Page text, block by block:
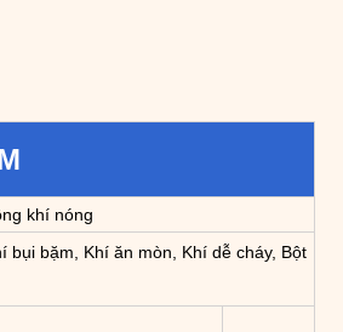
khí nóng
bụi bặm, Khí ăn mòn, Khí dễ cháy, Bột